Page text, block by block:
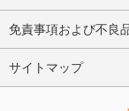
免責事項および不良
サイトマップ